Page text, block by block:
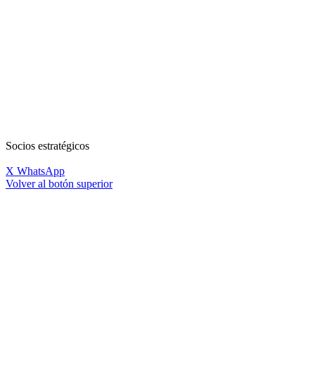
Socios estratégicos
X WhatsApp
Volver al botón superior